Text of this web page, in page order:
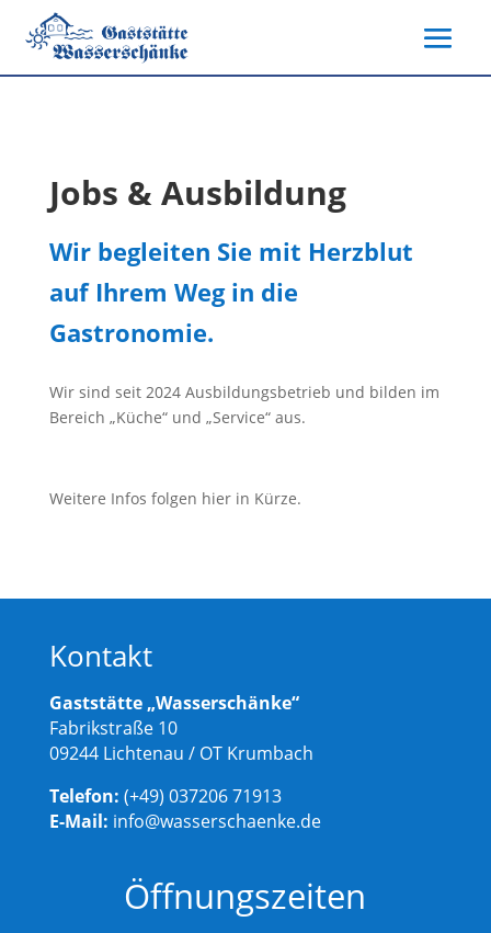
Jobs & Ausbildung
Wir begleiten Sie mit Herzblut
auf Ihrem Weg in die
Gastronomie.
Wir sind seit 2024 Ausbildungsbetrieb und bilden im
Bereich „Küche“ und „Service“ aus.
Weitere Infos folgen hier in Kürze.
Kontakt
Gaststätte „Wasserschänke“
Fabrikstraße 10
09244 Lichtenau / OT Krumbach
Telefon: (+49) 037206 71913
E-Mail: info@wasserschaenke.de
Öffnungszeiten